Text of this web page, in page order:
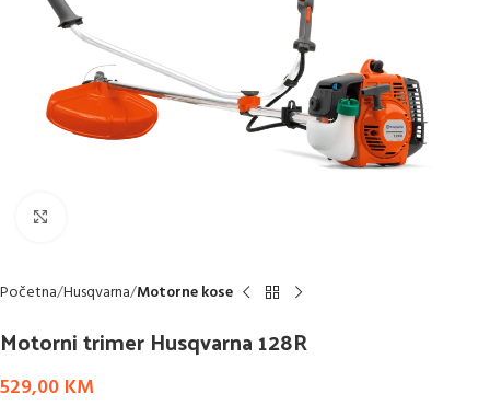
Početna Husqvarna Motorne kose
Motorni trimer Husqvarna 128R
529,00 KM